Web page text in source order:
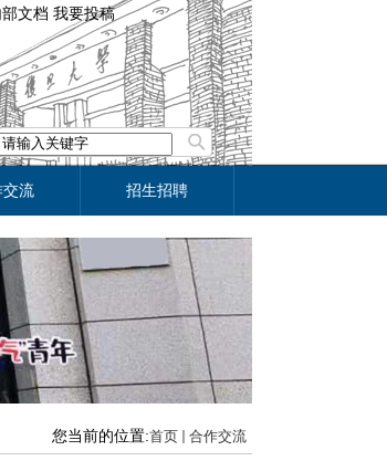
部文档 我要投稿
交流 招生招聘
您当前的位置:首页 合作交流